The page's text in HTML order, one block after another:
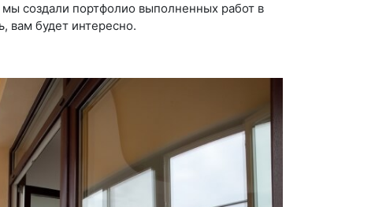
создали портфолио выполненных работ в
вам будет интересно.